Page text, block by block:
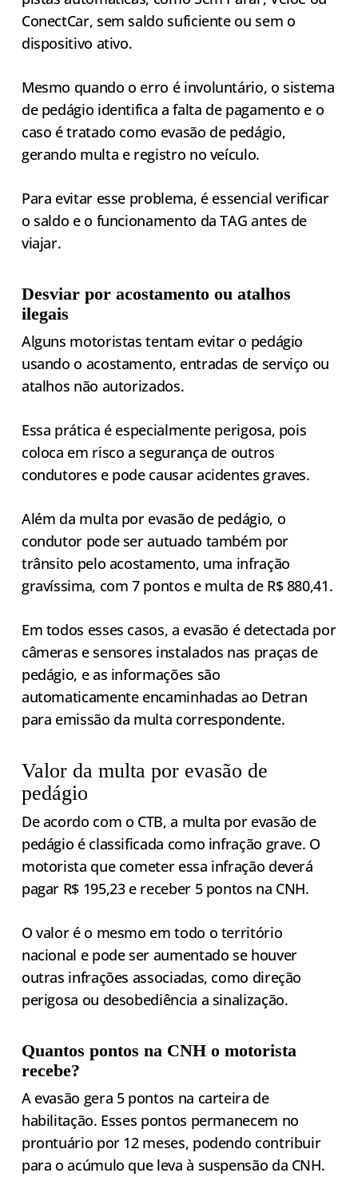
ConectCar, sem saldo suficiente ou sem o
dispositivo ativo.
Mesmo quando o erro é involuntário, o sistema
de pedágio identifica a falta de pagamento e o
caso é tratado como evasão de pedágio,
gerando multa e registro no veículo.
Para evitar esse problema, é essencial verificar
o saldo e o funcionamento da TAG antes de
viajar.
Desviar por acostamento ou atalhos
ilegais
Alguns motoristas tentam evitar o pedágio
usando o acostamento, entradas de serviço ou
atalhos não autorizados.
Essa prática é especialmente perigosa, pois
coloca em risco a segurança de outros
condutores e pode causar acidentes graves.
Além da multa por evasão de pedágio, o
condutor pode ser autuado também por
trânsito pelo acostamento, uma infração
gravíssima, com 7 pontos e multa de R$ 880,41.
Em todos esses casos, a evasão é detectada por
câmeras e sensores instalados nas praças de
pedágio, e as informações são
automaticamente encaminhadas ao Detran
para emissão da multa correspondente.
Valor da multa por evasão de
pedágio
De acordo com o CTB, a multa por evasão de
pedágio é classificada como infração grave. O
motorista que cometer essa infração deverá
pagar R$ 195,23 e receber 5 pontos na CNH.
O valor é o mesmo em todo o território
nacional e pode ser aumentado se houver
outras infrações associadas, como direção
perigosa ou desobediência a sinalização.
Quantos pontos na CNH o motorista
recebe?
A evasão gera 5 pontos na carteira de
habilitação. Esses pontos permanecem no
prontuário por 12 meses, podendo contribuir
para o acúmulo que leva à suspensão da CNH.